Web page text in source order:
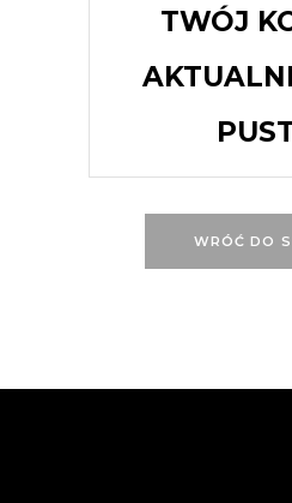
TWÓJ
WRÓĆ DO